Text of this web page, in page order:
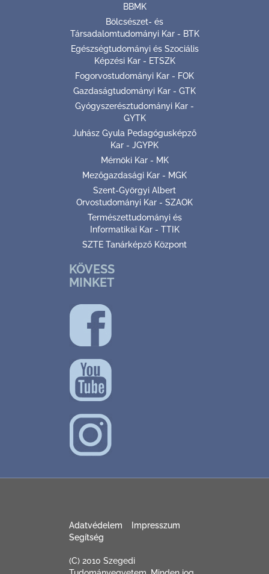
BBMK
Bölcsészet- és
Társadalomtudományi Kar - BTK
Egészségtudományi és Szociális
Képzési Kar - ETSZK
Fogorvostudományi Kar - FOK
Gazdaságtudományi Kar - GTK
Gyógyszerésztudományi Kar -
GYTK
Juhász Gyula Pedagógusképző
Kar - JGYPK
Mérnöki Kar - MK
Mezőgazdasági Kar - MGK
Szent-Györgyi Albert
Orvostudományi Kar - SZAOK
Természettudományi és
Informatikai Kar - TTIK
SZTE Tanárképző Központ
KÖVESS
MINKET
Adatvédelem
Impresszum
Segítség
(C) 2010 Szegedi